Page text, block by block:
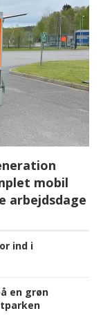
mobil
arbejdsdage
ind i
en grøn